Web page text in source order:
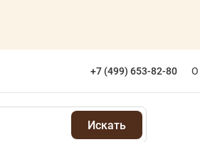
+7 (499) 653-82-80 О